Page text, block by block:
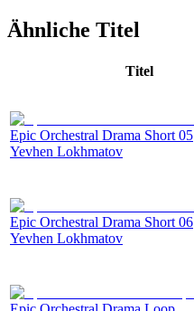
Ähnliche Titel
Titel
Epic Orchestral Drama Short 05
Yevhen Lokhmatov
Epic Orchestral Drama Short 06
Yevhen Lokhmatov